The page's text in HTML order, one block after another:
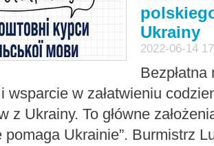
Ukrainy
2022-06-14
wsparcie w załatwieniu
z Ukrainy. To główne
pomaga Ukrainie”. Burmistrz